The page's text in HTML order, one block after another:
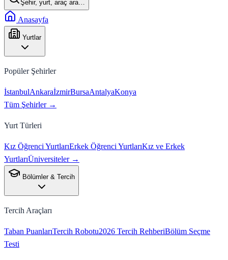
Şehir, yurt, araç ara…
Anasayfa
Yurtlar
Popüler Şehirler
İstanbulAnkaraİzmirBursaAntalyaKonya
Tüm Şehirler →
Yurt Türleri
Kız Öğrenci YurtlarıErkek Öğrenci YurtlarıKız ve Erkek
YurtlarıÜniversiteler →
Bölümler & Tercih
Tercih Araçları
Taban PuanlarıTercih Robotu2026 Tercih RehberiBölüm Seçme
Testi